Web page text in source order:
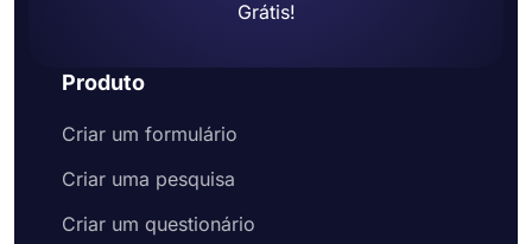
Grátis!
Produto
Criar um formulário
Criar uma pesquisa
Criar um questionário